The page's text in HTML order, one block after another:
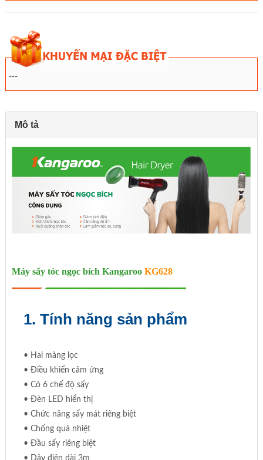
---
Mô tả
Máy sấy tóc ngọc bích Kangaroo KG628
1. Tính năng sản phẩm
• Hai màng lọc
• Điều khiển cảm ứng
• Có 6 chế độ sấy
• Đèn LED hiển thị
• Chức năng sấy mát riêng biệt
• Chống quá nhiệt
• Đầu sấy riêng biệt
• Dây điện dài 3m